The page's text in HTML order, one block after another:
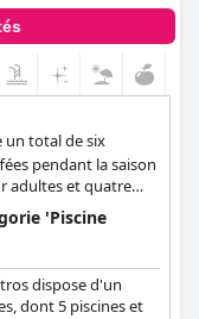
un total de six
pendant la saison
adultes et quatre
'Piscine
dispose d'un
dont 5 piscines et